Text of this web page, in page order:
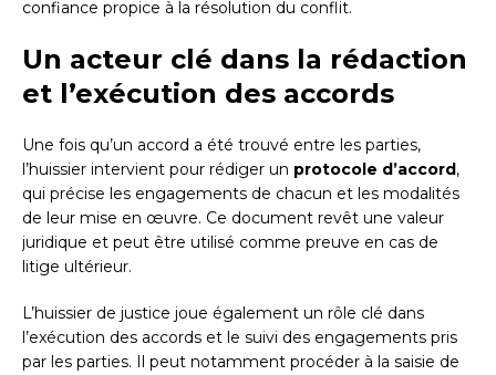
confiance propice à la résolution du conflit.
Un acteur clé dans la rédaction
et l’exécution des accords
Une fois qu’un accord a été trouvé entre les parties,
l’huissier intervient pour rédiger un protocole d’accord,
qui précise les engagements de chacun et les modalités
de leur mise en œuvre. Ce document revêt une valeur
juridique et peut être utilisé comme preuve en cas de
litige ultérieur.
L’huissier de justice joue également un rôle clé dans
l’exécution des accords et le suivi des engagements pris
par les parties. Il peut notamment procéder à la saisie de